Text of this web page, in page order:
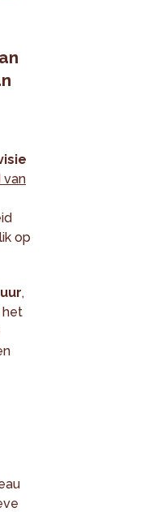
van
op
,
het